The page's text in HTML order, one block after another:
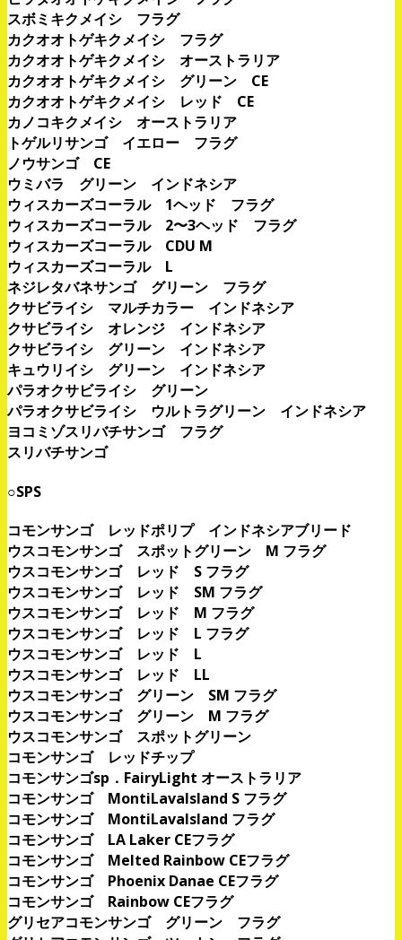
スボミキクメイシ フラグ
カクオオトゲキクメイシ フラグ
カクオオトゲキクメイシ オーストラリア
カクオオトゲキクメイシ グリーン CE
カクオオトゲキクメイシ レッド CE
カノコキクメイシ オーストラリア
トゲルリサンゴ イエロー フラグ
ノウサンゴ CE
ウミバラ グリーン インドネシア
ウィスカーズコーラル 1ヘッド フラグ
ウィスカーズコーラル 2〜3ヘッド フラグ
ウィスカーズコーラル CDU M
ウィスカーズコーラル L
ネジレタバネサンゴ グリーン フラグ
クサビライシ マルチカラー インドネシア
クサビライシ オレンジ インドネシア
クサビライシ グリーン インドネシア
キュウリイシ グリーン インドネシア
パラオクサビライシ グリーン
パラオクサビライシ ウルトラグリーン インドネシア
ヨコミゾスリバチサンゴ フラグ
スリバチサンゴ
○SPS
コモンサンゴ レッドポリプ インドネシアブリード
ウスコモンサンゴ スポットグリーン M フラグ
ウスコモンサンゴ レッド S フラグ
ウスコモンサンゴ レッド SM フラグ
ウスコモンサンゴ レッド M フラグ
ウスコモンサンゴ レッド L フラグ
ウスコモンサンゴ レッド L
ウスコモンサンゴ レッド LL
ウスコモンサンゴ グリーン SM フラグ
ウスコモンサンゴ グリーン M フラグ
ウスコモンサンゴ スポットグリーン
コモンサンゴ レッドチップ
コモンサンゴsp．FairyLight オーストラリア
コモンサンゴ MontiLavaIsland S フラグ
コモンサンゴ MontiLavaIsland フラグ
コモンサンゴ LA Laker CEフラグ
コモンサンゴ Melted Rainbow CEフラグ
コモンサンゴ Phoenix Danae CEフラグ
コモンサンゴ Rainbow CEフラグ
グリセアコモンサンゴ グリーン フラグ